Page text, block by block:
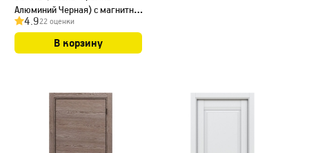
Алюминий Черная) с магнитным
замком
4.922 оценки
В корзину